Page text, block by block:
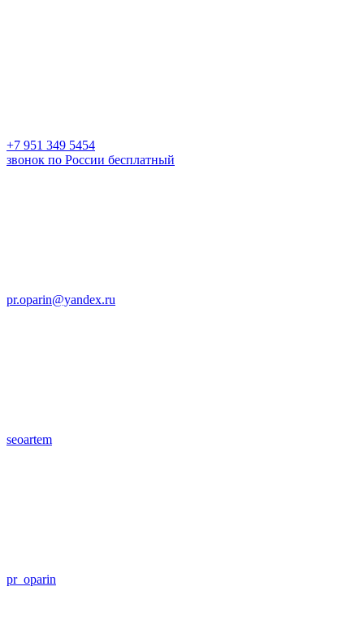
+7 951 349 5454
звонок по России бесплатный
pr.oparin@yandex.ru
seoartem
pr_oparin